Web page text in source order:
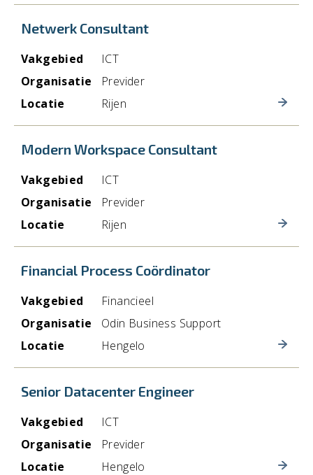
Netwerk Consultant
Vakgebied
ICT
Organisatie
Previder
Locatie
Rijen
Modern Workspace Consultant
Vakgebied
ICT
Organisatie
Previder
Locatie
Rijen
Financial Process Coördinator
Vakgebied
Financieel
Organisatie
Odin Business Support
Locatie
Hengelo
Senior Datacenter Engineer
Vakgebied
ICT
Organisatie
Previder
Locatie
Hengelo